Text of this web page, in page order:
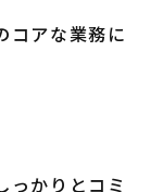
コアな業務に
っかりとコミ